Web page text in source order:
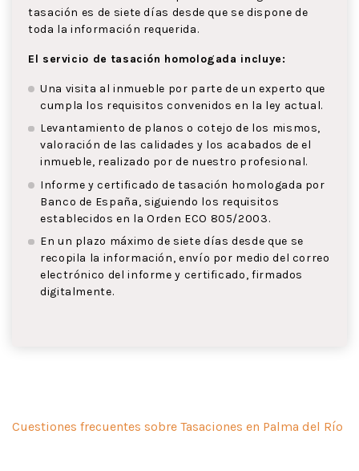
tasación es de siete días desde que se dispone de
toda la información requerida.
El servicio de tasación homologada incluye:
Una visita al inmueble por parte de un experto que
cumpla los requisitos convenidos en la ley actual.
Levantamiento de planos o cotejo de los mismos,
valoración de las calidades y los acabados de el
inmueble, realizado por de nuestro profesional.
Informe y certificado de tasación homologada por
Banco de España, siguiendo los requisitos
establecidos en la Orden ECO 805/2003.
En un plazo máximo de siete días desde que se
recopila la información, envío por medio del correo
electrónico del informe y certificado, firmados
digitalmente.
Cuestiones frecuentes sobre Tasaciones en Palma del Río